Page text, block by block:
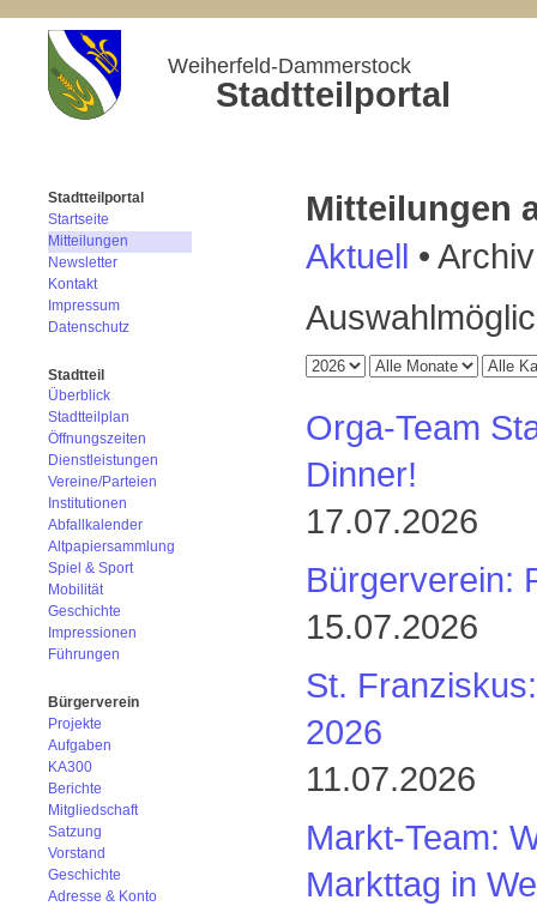
Weiherfeld-Dammerstock
Stadtteilportal
Stadtteilportal
Startseite
Mitteilungen
Newsletter
Kontakt
Impressum
Datenschutz
Stadtteil
Überblick
Stadtteilplan
Öffnungszeiten
Dienstleistungen
Vereine/Parteien
Institutionen
Abfallkalender
Altpapiersammlung
Spiel & Sport
Mobilität
Geschichte
Impressionen
Führungen
Bürgerverein
Projekte
Aufgaben
KA300
Berichte
Mitgliedschaft
Satzung
Vorstand
Geschichte
Adresse & Konto
Mitteilungen
Aktuell • Archiv
Orga-Team
Dinner!
17.07.2026
Bürgerverein:
15.07.2026
St.
2026
11.07.2026
Markt-Team:
Markttag in